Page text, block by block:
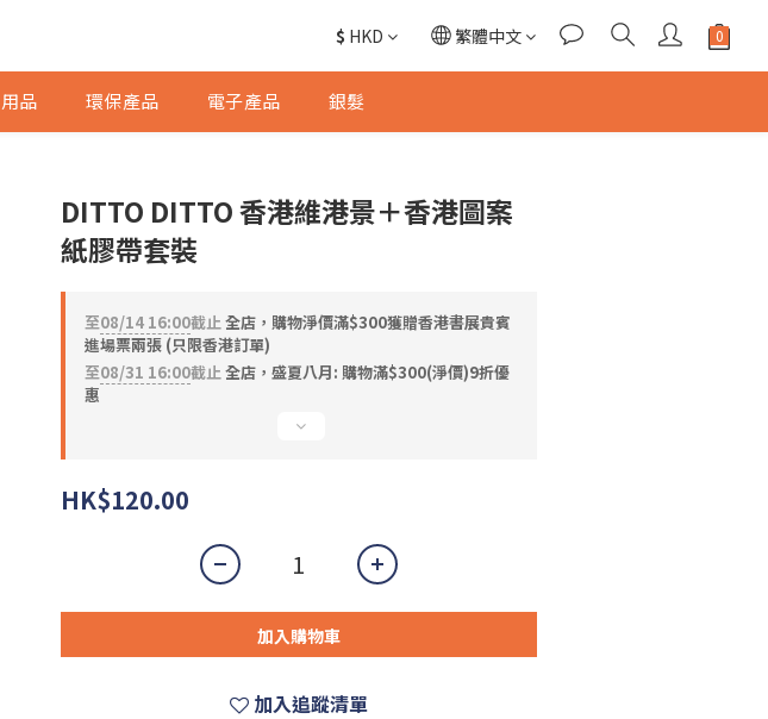
$ HKD 繁體中文
品 環保產品 電子產品 銀髮
DITTO DITTO 香港維港景＋香港圖案
紙膠帶套裝
至08/14 16:00截止全店，購物淨價滿$300獲贈香港書展貴賓
進場票兩張 (只限香港訂單)
至08/31 16:00截止全店，盛夏八月: 購物滿$300(淨價)9折優
惠
HK$120.00
加入購物車
加入追蹤清單